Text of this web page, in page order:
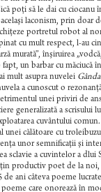
poţi să le dai cu ciocanu
acelaşi laconism, prin doar
portretul robot al
cu mult respect, l-au
murată”, înşiruirea
un barbar cu măciucă
mult asupra nuvelei
a cunoscut o
unei priviri de
generalizată a scrisului
cuvântului
unei călătoare cu
unor semnificaţii şi
sclavie a cuvintelor a
productiv poet de la noi,
de ani câteva poeme
care onorează în